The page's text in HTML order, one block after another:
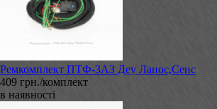
Ремкомплект ПТФ-ЗАЗ Деу Ланос,Сенс
409 грн./комплект
в наявності